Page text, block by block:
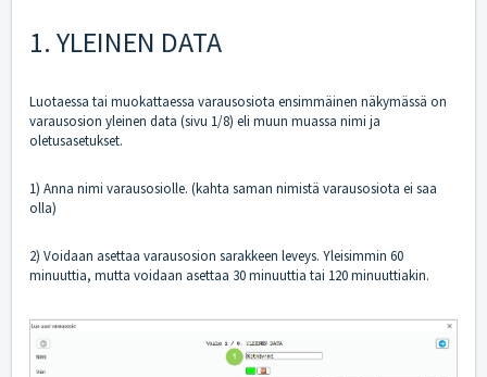
1. YLEINEN DATA
Luotaessa tai muokattaessa varausosiota ensimmäinen näkymässä on
varausosion yleinen data (sivu 1/8) eli muun muassa nimi ja
oletusasetukset.
1) Anna nimi varausosiolle. (kahta saman nimistä varausosiota ei saa
olla)
2) Voidaan asettaa varausosion sarakkeen leveys. Yleisimmin 60
minuuttia, mutta voidaan asettaa 30 minuuttia tai 120 minuuttiakin.